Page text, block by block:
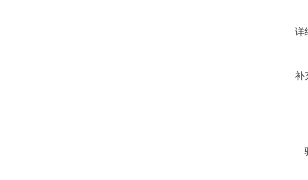
详
补